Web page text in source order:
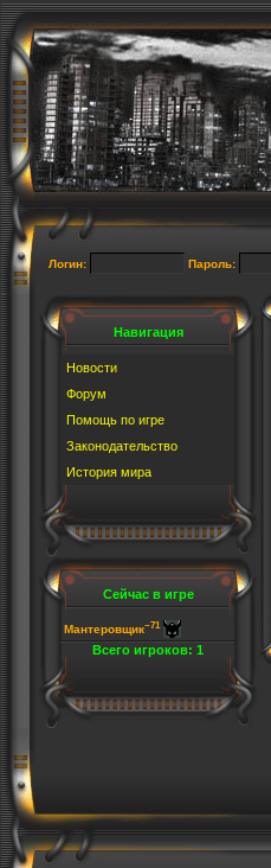
Логин: Пароль:
Навигация
Новости
Форум
Помощь по игре
Законодательство
История мира
Сейчас в игре
Мантеровщик~71
Всего игроков: 1